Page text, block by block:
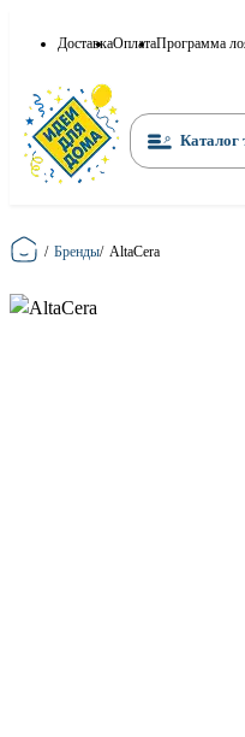
ДоставкаОплатаПрограмма
Каталог
Главная
/ Бренды/ AltaCera